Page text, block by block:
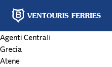
Prenotazione
Agenti Centrali
Grecia
Atene